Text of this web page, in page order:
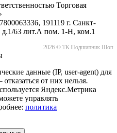
Торговая
191119 г. Санкт-
д.1/63 лит.А пом. 1-Н, ком.1
2026 © ТК Подшипник Шоп
данные (IP, user-agent) для
от них нельзя.
Яндекс.Метрика
управлять
политика